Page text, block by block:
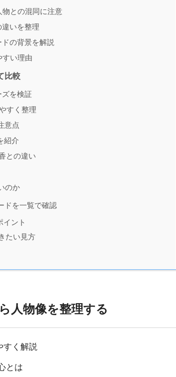
との混同に注意
いを整理
の背景を解説
すい理由
比較
を検証
すく整理
意点
紹介
との違い
のか
ドを一覧で確認
イント
たい見方
人物像を整理する
すく解説
とは